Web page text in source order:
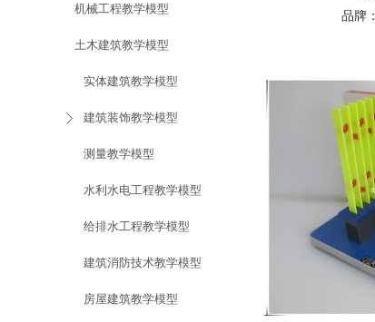
机械工程教学模型
土木建筑教学模型
实体建筑教学模型
建筑装饰教学模型
测量教学模型
水利水电工程教学模型
给排水工程教学模型
建筑消防技术教学模型
房屋建筑教学模型
品牌：